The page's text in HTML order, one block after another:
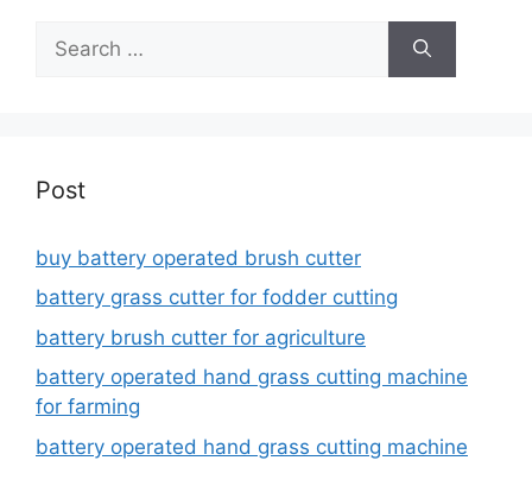
for:
Post
buy battery operated brush cutter
battery grass cutter for fodder cutting
battery brush cutter for agriculture
battery operated hand grass cutting machine
for farming
battery operated hand grass cutting machine